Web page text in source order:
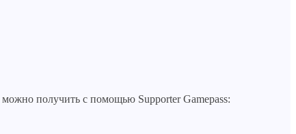
получить с помощью Supporter Gamepass: